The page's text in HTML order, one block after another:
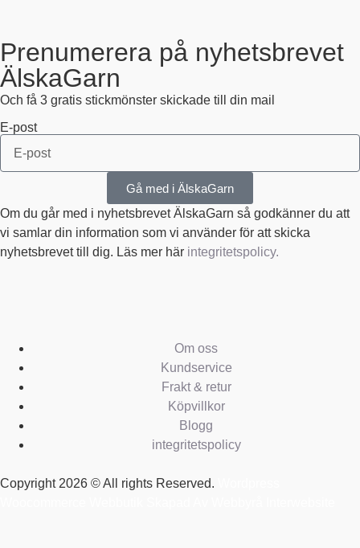
Prenumerera på nyhetsbrevet
ÄlskaGarn
Och få 3 gratis stickmönster skickade till din mail
E-post
Gå med i ÄlskaGarn
Om du går med i nyhetsbrevet ÄlskaGarn så godkänner du att
vi samlar din information som vi använder för att skicka
nyhetsbrevet till dig. Läs mer här integritetspolicy.
Om oss
Kundservice
Frakt & retur
Köpvillkor
Blogg
integritetspolicy
Copyright 2026 © All rights Reserved.